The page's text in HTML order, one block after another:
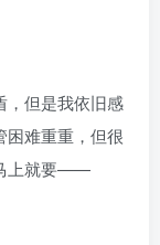
，但是我依旧感
困难重重，但很
上就要——